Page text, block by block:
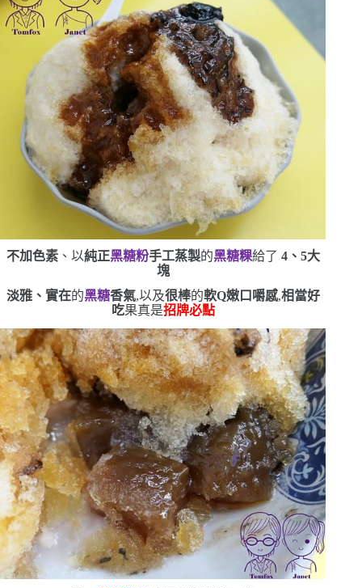
不加色素、以純正黑糖粉手工蒸製的黑糖粿給了 4、 5大
塊
淡雅、實在的黑糖香氣,以及很棒的軟Q嫩口嚼感,相當好
吃果真是招牌必點